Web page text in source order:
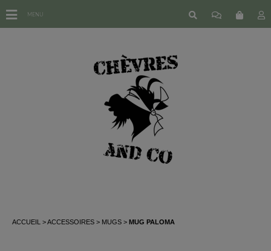
ACCUEIL ACCESSOIRES MUGS MUG PALOMA
MENU